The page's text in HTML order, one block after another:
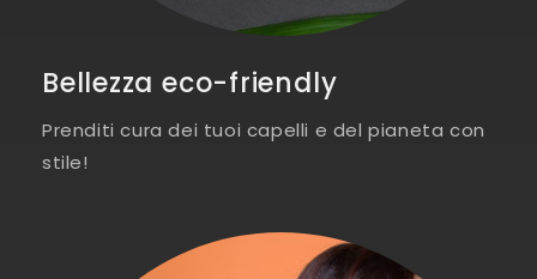
Bellezza eco-friendly
Prenditi cura dei tuoi capelli e del pianeta con
stile!